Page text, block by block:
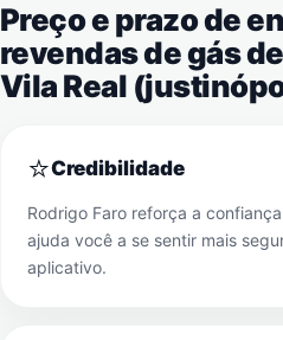
Preço e prazo de
revendas de gás
Vila Real
⭐Credibilidade
Rodrigo Faro reforça a
ajuda você a se sentir mais
aplicativo.